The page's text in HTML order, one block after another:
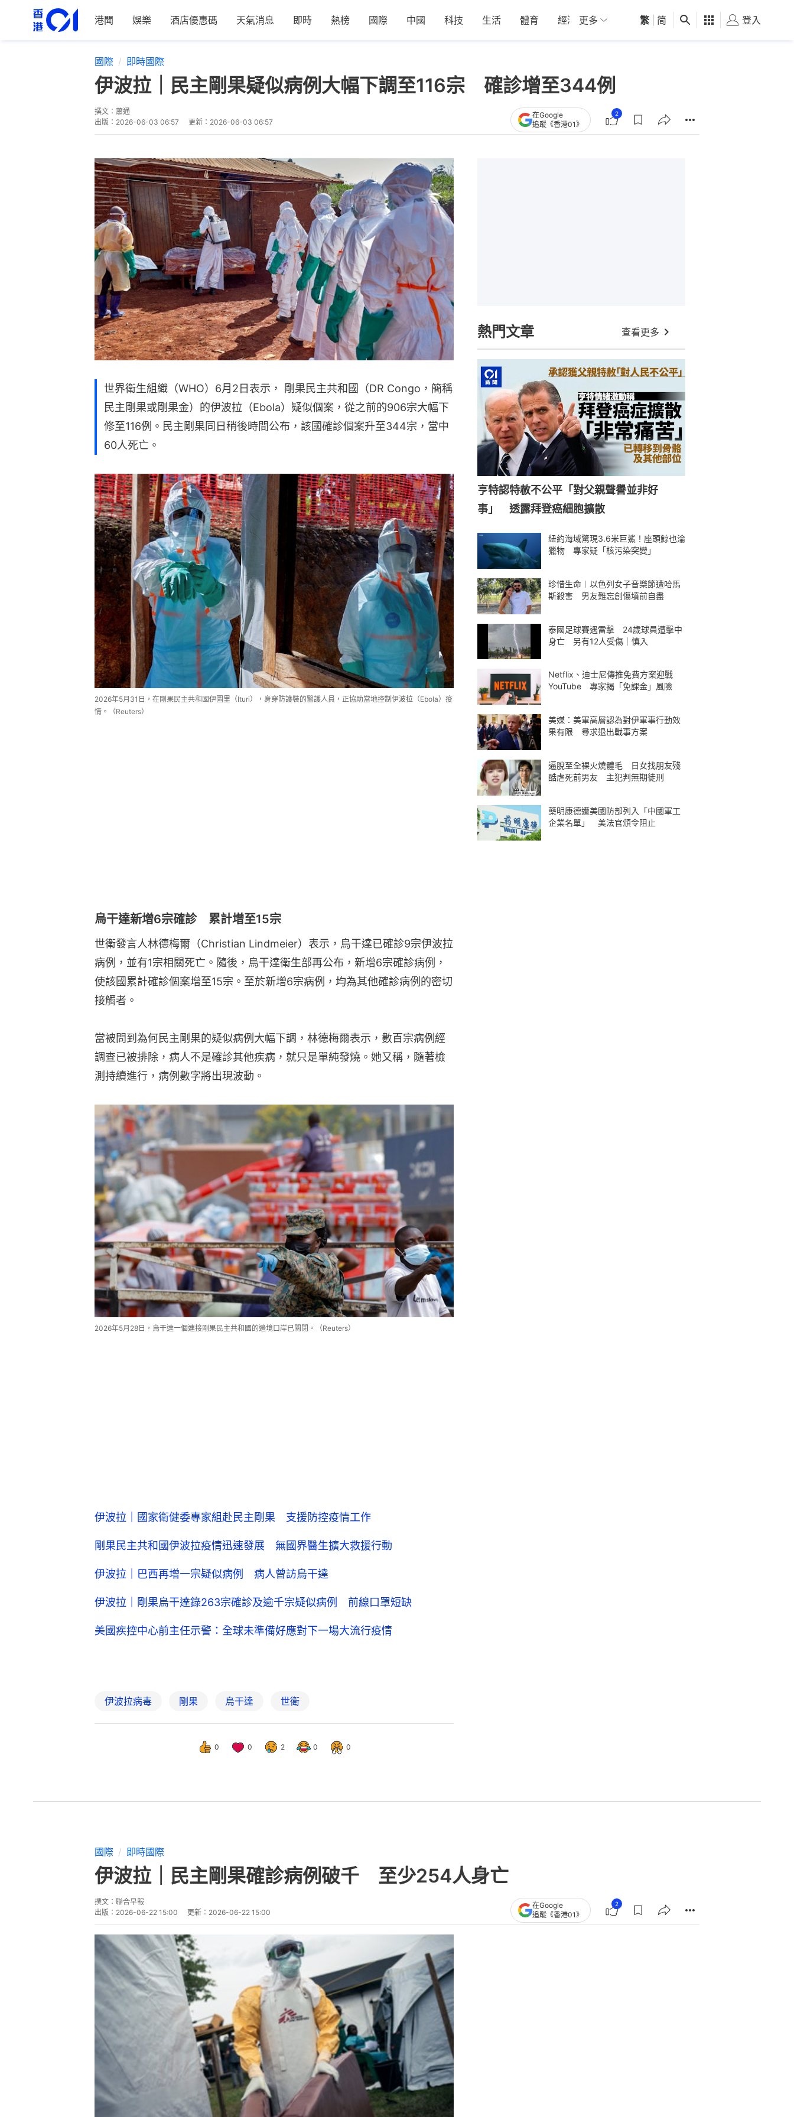
港聞 娛樂 酒店優惠碼 天氣消息 即時 熱榜 國際 中國 科技 生活 體育 經濟 01深圳 觀點 健康 好食玩飛
更多 繁 简 登入
國際 即時國際
伊波拉｜民主剛果疑似病例大幅下調至116宗 確診增至344例
撰文： 蕭通
出版： 2026-06-03 06:57 更新： 2026-06-03 06:57
在Google
追蹤《香港01》
2
世界衛生組織（WHO）6月2日表示， 剛果民主共和國（DR Congo，簡稱
民主剛果或剛果金）的伊波拉（Ebola）疑似個案，從之前的906宗大幅下
修至116例。民主剛果同日稍後時間公布，該國確診個案升至344宗，當中
60人死亡。
2026年5月31日，在剛果民主共和國伊圖里（Ituri），身穿防護裝的醫護人員，正協助當地控制伊波拉（Ebola）疫
情。（Reuters）
烏干達新增6宗確診 累計增至15宗
世衛發言人林德梅爾（Christian Lindmeier）表示，烏干達已確診9宗伊波拉
病例，並有1宗相關死亡。隨後，烏干達衛生部再公布，新增6宗確診病例，
使該國累計確診個案增至15宗。至於新增6宗病例，均為其他確診病例的密切
接觸者。
當被問到為何民主剛果的疑似病例大幅下調，林德梅爾表示，數百宗病例經
調查已被排除，病人不是確診其他疾病，就只是單純發燒。她又稱，隨著檢
測持續進行，病例數字將出現波動。
2026年5月28日，烏干達一個連接剛果民主共和國的邊境口岸已關閉。（Reuters）
伊波拉｜國家衛健委專家組赴民主剛果 支援防控疫情工作
剛果民主共和國伊波拉疫情迅速發展 無國界醫生擴大救援行動
伊波拉｜巴西再增一宗疑似病例 病人曾訪烏干達
伊波拉｜剛果烏干達錄263宗確診及逾千宗疑似病例 前線口罩短缺
美國疾控中心前主任示警：全球未準備好應對下一場大流行疫情
伊波拉病毒 剛果 烏干達 世衛
0 0 2 0 0
熱門文章 查看更多
亨特認特赦不公平「對父親聲譽並非好
事」 透露拜登癌細胞擴散
紐約海域驚現3.6米巨鯊！座頭鯨也淪
獵物 專家疑「核污染突變」
珍惜生命︱以色列女子音樂節遭哈馬
斯殺害 男友難忘創傷墳前自盡
泰國足球賽遇雷擊 24歲球員遭擊中
身亡 另有12人受傷｜慎入
Netflix、迪士尼傳推免費方案迎戰
YouTube 專家揭「免課金」風險
美媒：美軍高層認為對伊軍事行動效
果有限 尋求退出戰事方案
逼脫至全裸火燒體毛 日女找朋友殘
酷虐死前男友 主犯判無期徒刑
藥明康德遭美國防部列入「中國軍工
企業名單」 美法官頒令阻止
國際 即時國際
伊波拉｜民主剛果確診病例破千 至少254人身亡
撰文： 聯合早報
出版： 2026-06-22 15:00 更新： 2026-06-22 15:00
在Google
追蹤《香港01》
2